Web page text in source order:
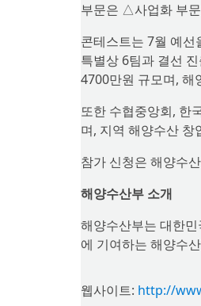
부문은 △사업화 부
콘테스트는 7월 예선
특별상 6팀과 결선
4700만원 규모며, 해
또한 수협중앙회, 한
며, 지역 해양수산 창
참가 신청은 해양수
해양수산부 소개
해양수산부는 대한민
에 기여하는 해양수
웹사이트: http://